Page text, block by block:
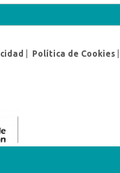
Política de Cookies|